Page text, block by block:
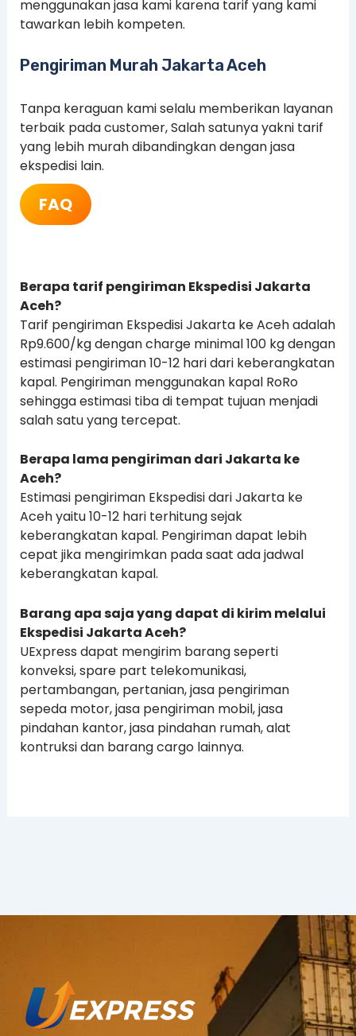
menggunakan jasa kami karena tarif yang kami
tawarkan lebih kompeten.
Pengiriman Murah Jakarta Aceh
Tanpa keraguan kami selalu memberikan layanan
terbaik pada customer, Salah satunya yakni tarif
yang lebih murah dibandingkan dengan jasa
ekspedisi lain.
FAQ
Berapa tarif pengiriman Ekspedisi Jakarta
Aceh?
Tarif pengiriman Ekspedisi Jakarta ke Aceh adalah
Rp9.600/kg dengan charge minimal 100 kg dengan
estimasi pengiriman 10-12 hari dari keberangkatan
kapal. Pengiriman menggunakan kapal RoRo
sehingga estimasi tiba di tempat tujuan menjadi
salah satu yang tercepat.
Berapa lama pengiriman dari Jakarta ke
Aceh?
Estimasi pengiriman Ekspedisi dari Jakarta ke
Aceh yaitu 10-12 hari terhitung sejak
keberangkatan kapal. Pengiriman dapat lebih
cepat jika mengirimkan pada saat ada jadwal
keberangkatan kapal.
Barang apa saja yang dapat di kirim melalui
Ekspedisi Jakarta Aceh?
UExpress dapat mengirim barang seperti
konveksi, spare part telekomunikasi,
pertambangan, pertanian, jasa pengiriman
sepeda motor, jasa pengiriman mobil, jasa
pindahan kantor, jasa pindahan rumah, alat
kontruksi dan barang cargo lainnya.